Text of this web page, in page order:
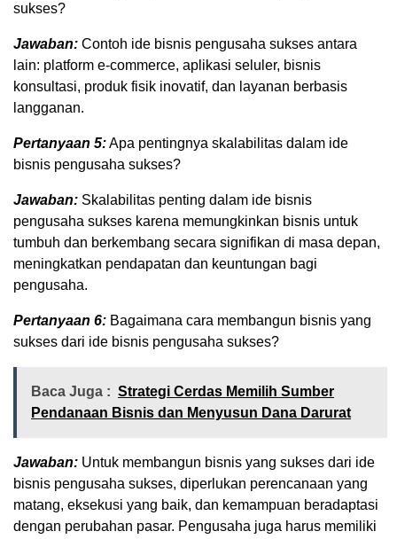
sukses?
Jawaban: Contoh ide bisnis pengusaha sukses antara
lain: platform e-commerce, aplikasi seluler, bisnis
konsultasi, produk fisik inovatif, dan layanan berbasis
langganan.
Pertanyaan 5:Apa pentingnya skalabilitas dalam ide
bisnis pengusaha sukses?
Jawaban: Skalabilitas penting dalam ide bisnis
pengusaha sukses karena memungkinkan bisnis untuk
tumbuh dan berkembang secara signifikan di masa depan,
meningkatkan pendapatan dan keuntungan bagi
pengusaha.
Pertanyaan 6: Bagaimana cara membangun bisnis yang
sukses dari ide bisnis pengusaha sukses?
Baca Juga : Strategi Cerdas Memilih Sumber
Pendanaan Bisnis dan Menyusun Dana Darurat
Jawaban: Untuk membangun bisnis yang sukses dari ide
bisnis pengusaha sukses, diperlukan perencanaan yang
matang, eksekusi yang baik, dan kemampuan beradaptasi
dengan perubahan pasar. Pengusaha juga harus memiliki